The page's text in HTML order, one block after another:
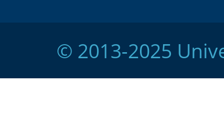
© 2013-2025